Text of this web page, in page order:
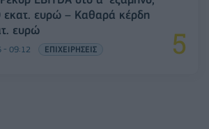
εκατ. ευρώ – Καθαρά κέρδη
ευρώ
- 09:12 ΕΠΙΧΕΙΡΗΣΕΙΣ